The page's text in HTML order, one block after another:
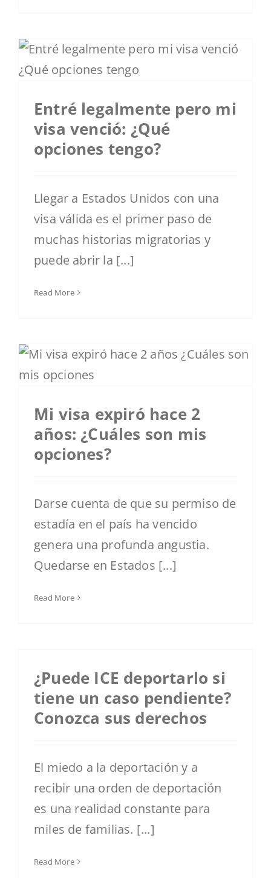
Entré legalmente pero mi
visa venció: ¿Qué
opciones tengo?
Llegar a Estados Unidos con una
visa válida es el primer paso de
muchas historias migratorias y
puede abrir la [...]
Read More
Mi visa expiró hace 2
años: ¿Cuáles son mis
opciones?
Darse cuenta de que su permiso de
estadía en el país ha vencido
genera una profunda angustia.
Quedarse en Estados [...]
Read More
¿Puede ICE deportarlo si
tiene un caso pendiente?
Conozca sus derechos
El miedo a la deportación y a
recibir una orden de deportación
es una realidad constante para
miles de familias. [...]
Read More